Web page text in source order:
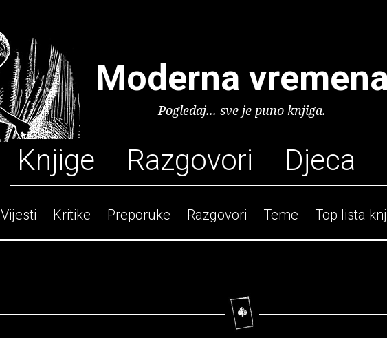
Moderna
Pogledaj... sve je puno knjiga.
Knjige Razgovori Djeca
Vijesti Kritike Preporuke Razgovori Teme Top lista